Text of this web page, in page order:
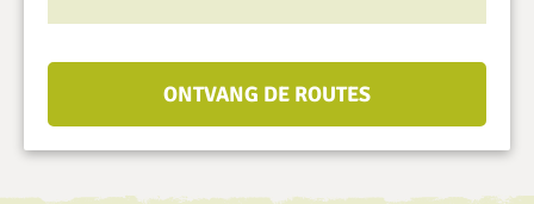
ONTVANG DE ROUTES